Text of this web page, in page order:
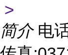
>
简介 电